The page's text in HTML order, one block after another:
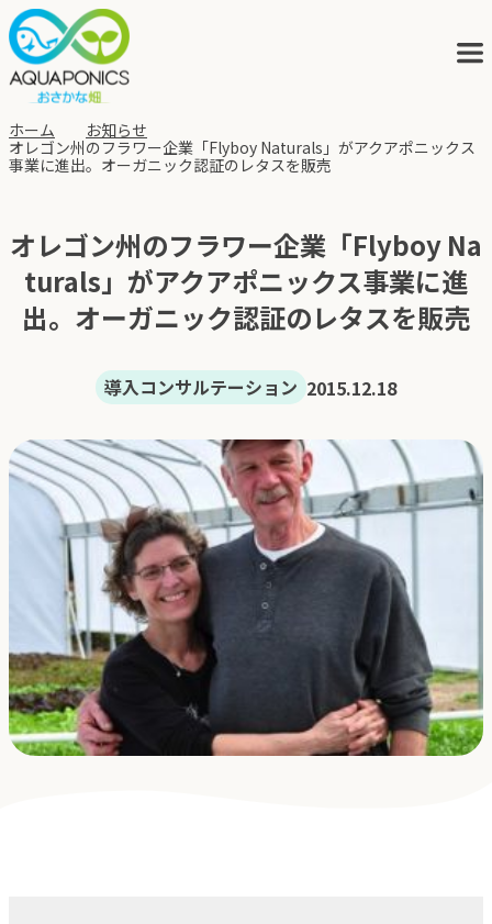
アクアポニックスとは
サービス
ブログ
会社概要
アクポニの歩み
採用
よくある質問
会社概要 お問合せ プライバシーポリシー
ホーム
お知らせ
オレゴン州のフラワー企業「Flyboy Naturals」がアクアポニックス
事業に進出。オーガニック認証のレタスを販売
オレゴン州のフラワー企業「Flyboy Na
turals」がアクアポニックス事業に進
出。オーガニック認証のレタスを販売
導入コンサルテーション 2015.12.18